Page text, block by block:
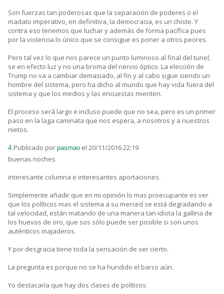
Son fuerzas tan poderosas que la separación de poderes o el
madato imperativo, en definitiva, la democracia, es un chiste. Y
contra eso tenemos que luchar y además de forma pacífica pues
por la violencia lo único que se consigue es poner a otros peores.
Pero tal vez lo que nos parece un punto luminoso al final del tunel,
se en efecto luz y no una broma del nervio óptico. La elección de
Trump no va a cambiar demasiado, al fin y al cabo sigue siendo un
hombre del sistema, pero ha dicho al mundo que hay vida fuera del
sistema y que los medios y las encuestas mienten.
El proceso será largo e incluso puede que no sea, pero es un primer
paso en la laga caminata que nos espera, a nosotros y a nuestros
nietos.
4.Publicado por pasmao el 20/11/2016 22:19
buenas noches
interesante columna e interesantes aportaciones.
Simplemente añadir que en mi opinión lo mas proecupante es ver
que los políticos mas el sistema a su merced se está degradando a
tal velocidad, están matando de una manera tan idiota la gallina de
los huevos de oro, que sos sólo puede ser posible si son unos
auténticos majaderos.
Y por desgracia tiene toda la sensación de ser cierto.
La pregunta es porque no se ha hundido el barco aún.
Yo destacaría que hay dos clases de políticos.